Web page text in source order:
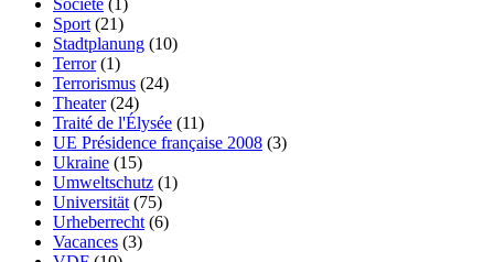
Société (1)
Sport(21)
Stadtplanung (10)
Terror(1)
Terrorismus (24)
Theater(24)
Traité de l'Élysée (11)
UE Présidence française 2008 (3)
Ukraine (15)
Umweltschutz (1)
Universität(75)
Urheberrecht(6)
Vacances (3)